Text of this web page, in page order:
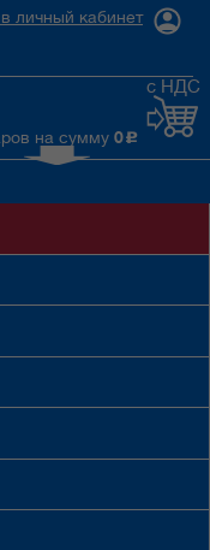
личный кабинет
на сумму 0 c
с НДС